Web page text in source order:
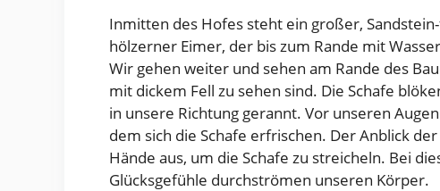
Inmitten des Hofes steht ein großer,
hölzerner Eimer, der bis zum Rande mit
Wir gehen weiter und sehen am Rande des
mit dickem Fell zu sehen sind. Die Schafe
in unsere Richtung gerannt. Vor unseren
dem sich die Schafe erfrischen. Der Anblick
Hände aus, um die Schafe zu streicheln. Bei
Glücksgefühle durchströmen unseren Körper.